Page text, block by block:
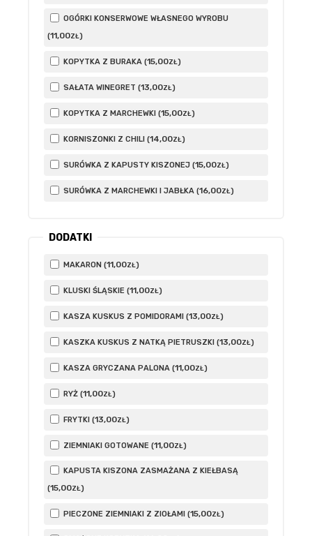
OGÓRKI KONSERWOWE WŁASNEGO WYROBU
(11,00ZŁ)
KOPYTKA Z BURAKA (15,00ZŁ)
SAŁATA WINEGRET (13,00ZŁ)
KOPYTKA Z MARCHEWKI (15,00ZŁ)
KORNISZONKI Z CHILI (14,00ZŁ)
SURÓWKA Z KAPUSTY KISZONEJ (15,00ZŁ)
SURÓWKA Z MARCHEWKI I JABŁKA (16,00ZŁ)
DODATKI
MAKARON (11,00ZŁ)
KLUSKI ŚLĄSKIE (11,00ZŁ)
KASZA KUSKUS Z POMIDORAMI (13,00ZŁ)
KASZKA KUSKUS Z NATKĄ PIETRUSZKI (13,00ZŁ)
KASZA GRYCZANA PALONA (11,00ZŁ)
RYŻ (11,00ZŁ)
FRYTKI (13,00ZŁ)
ZIEMNIAKI GOTOWANE (11,00ZŁ)
KAPUSTA KISZONA ZASMAŻANA Z KIEŁBASĄ
(15,00ZŁ)
PIECZONE ZIEMNIAKI Z ZIOŁAMI (15,00ZŁ)